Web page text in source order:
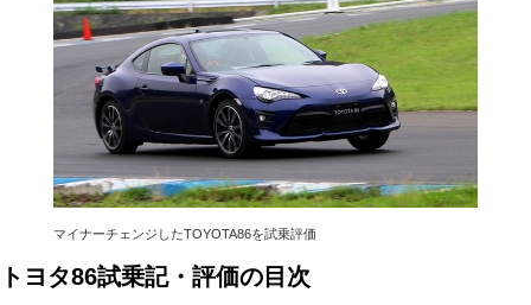
マイナーチェンジしたTOYOTA86を試乗評価
トヨタ86試乗記・評価の目次